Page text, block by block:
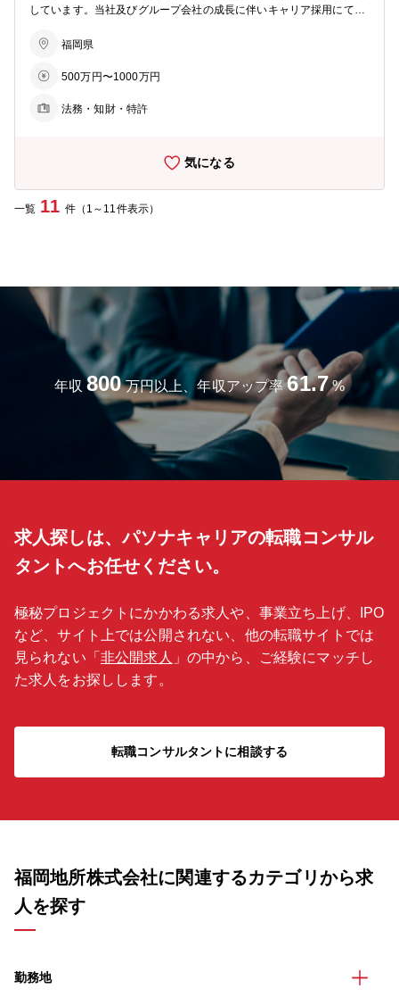
しています。当社及びグループ会社の成長に伴いキャリア採用にて人
のレビューや管理、各事業の許認可管理、従業員に対する法務教育の
ンス体制の構築支援を行っています。 ・ビジネス法務 社内弁護士や
対応します。 ・内部監査 当社では内部監査業務も法務部で対応して
るので、スキルアップにも繋がります。 ・同社のみならず、当社グル
す。
福岡県
500万円〜1000万円
法務・知財・特許
気になる
一覧 11 件（1～11件表示）
年収 800 万円以上、年収アップ率 61.7 %
求人探しは、パソナキャリアの転職コンサル
タントへお任せください。
極秘プロジェクトにかかわる求人や、事業立ち上げ、IPO
など、サイト上では公開されない、他の転職サイトでは
見られない「 非公開求人 」の中から、ご経験にマッチし
た求人をお探しします。
転職コンサルタントに相談する
福岡地所株式会社に関連するカテゴリから求
人を探す
勤務地